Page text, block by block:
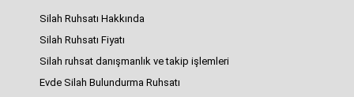
Silah Ruhsatı Hakkında
Silah Ruhsatı Fiyatı
Silah ruhsat danışmanlık ve takip işlemleri
Evde Silah Bulundurma Ruhsatı